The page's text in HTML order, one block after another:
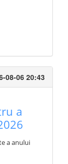
08-06 20:43
a
a anului